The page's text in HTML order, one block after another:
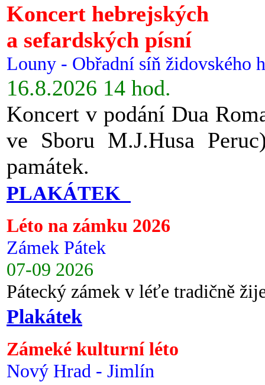
Koncert hebrejských
a sefardských písní
Louny - Obřadní síň židovského
16.8.2026 14 hod.
Koncert v podání Dua
ve Sboru M.J.Husa
památek.
PLAKÁTEK
Léto na zámku 2026
Zámek Pátek
07-09 2026
Pátecký zámek v léťe tradičně
Plakátek
Zámeké kulturní léto
Nový Hrad - Jimlín